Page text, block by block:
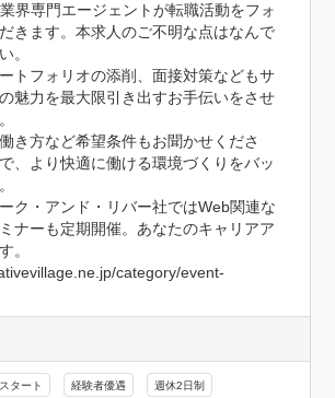
界専門エージェントが転職活動をフォ
きます。本求人のご不明な点はなんで
。
トフォリオの添削、面接対策などもサ
魅力を最大限引き出すお手伝いをさせ
き方など希望条件もお聞かせくださ
、より快適に働ける環境づくりをバッ
ク・アンド・リバー社ではWeb関連な
ナーも定期開催。あなたのキャリアア
。
category/event-
タート 経験者優遇 週休2日制